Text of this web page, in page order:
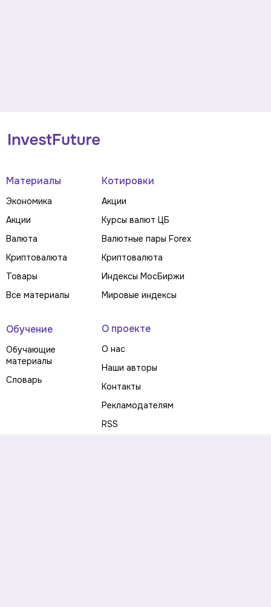
Материалы
Экономика
Акции
Валюта
Криптовалюта
Товары
Все материалы
Котировки
Акции
Курсы валют ЦБ
Валютные пары Forex
Криптовалюта
Индексы МосБиржи
Мировые индексы
Обучение
Обучающие
материалы
Словарь
О проекте
О нас
Наши авторы
Контакты
Рекламодателям
RSS